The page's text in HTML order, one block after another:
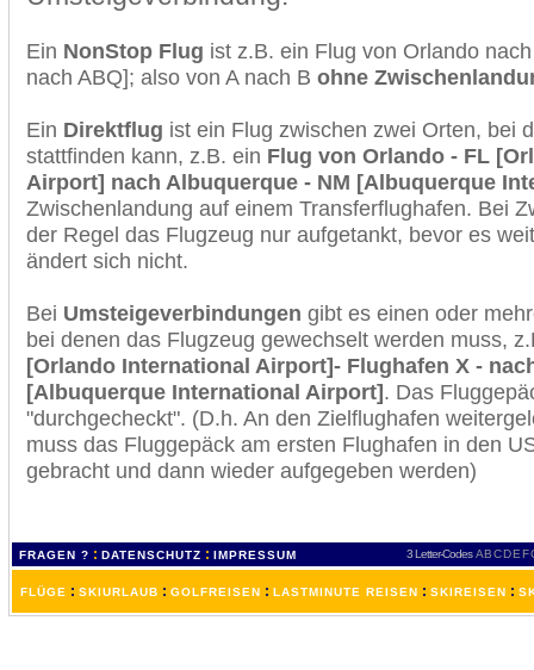
Ein NonStop Flug ist z.B. ein Flug von Orlando
nach ABQ]; also von A nach B ohne
Ein Direktflug ist ein Flug zwischen zwei Orten, bei
stattfinden kann, z.B. ein Flug von Orlando - FL
Airport] nach Albuquerque - NM [Albuquerque
Zwischenlandung auf einem Transferflughafen. Bei
der Regel das Flugzeug nur aufgetankt, bevor es
ändert sich nicht.
Bei Umsteigeverbindungen gibt es einen oder
bei denen das Flugzeug gewechselt werden muss,
[Orlando International Airport]- Flughafen X -
[Albuquerque International Airport]. Das
"durchgecheckt". (D.h. An den Zielflughafen
muss das Fluggepäck am ersten Flughafen in den
gebracht und dann wieder aufgegeben werden)
FRAGEN ? : DATENSCHUTZ : IMPRESSUM 3 Letter-Codes ABCDEF
FLÜGE : SKIURLAUB : GOLFREISEN : LASTMINUTE REISEN : SKIREISEN :